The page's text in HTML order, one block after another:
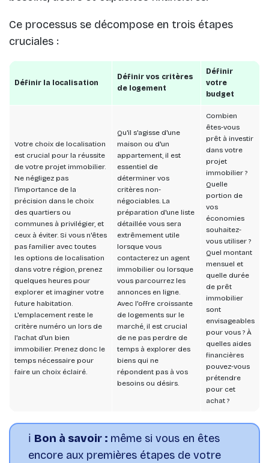
Ce processus se décompose en trois étapes
cruciales :
Définir la localisation
Définir vos critères
de logement
Définir
votre
budget
Votre choix de localisation
est crucial pour la réussite
de votre projet immobilier.
Ne négligez pas
l'importance de la
précision dans le choix
des quartiers ou
communes à privilégier, et
ceux à éviter. Si vous n'êtes
pas familier avec toutes
les options de localisation
dans votre région, prenez
quelques heures pour
explorer et imaginer votre
future habitation.
L'emplacement reste le
critère numéro un lors de
l'achat d'un bien
immobilier. Prenez donc le
temps nécessaire pour
faire un choix éclairé.
Qu'il s'agisse d'une
maison ou d'un
appartement, il est
essentiel de
déterminer vos
critères non-
négociables. La
préparation d'une liste
détaillée vous sera
extrêmement utile
lorsque vous
contacterez un agent
immobilier ou lorsque
vous parcourrez les
annonces en ligne.
Avec l'offre croissante
de logements sur le
marché, il est crucial
de ne pas perdre de
temps à explorer des
biens qui ne
répondent pas à vos
besoins ou désirs.
Combien
êtes-vous
prêt à investir
dans votre
projet
immobilier ?
Quelle
portion de
vos
économies
souhaitez-
vous utiliser ?
Quel montant
mensuel et
quelle durée
de prêt
immobilier
sont
envisageables
pour vous ? À
quelles aides
financières
pouvez-vous
prétendre
pour cet
achat ?
ℹ️ Bon à savoir : même si vous en êtes
encore aux premières étapes de votre